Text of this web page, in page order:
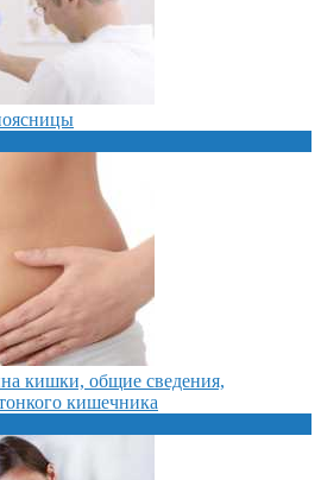
кишки, общие сведения,
кишечника